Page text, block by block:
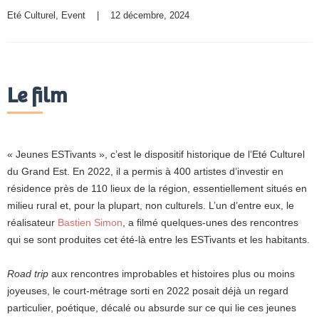
Eté Culturel Event
    |    12 décembre, 2024
Le film
« Jeunes ESTivants », c’est le dispositif historique de l’Eté Culturel
du Grand Est. En 2022, il a permis à 400 artistes d’investir en
résidence près de 110 lieux de la région, essentiellement situés en
milieu rural et, pour la plupart, non culturels. L’un d’entre eux, le
réalisateur Bastien Simon , a filmé quelques-unes des rencontres
qui se sont produites cet été-là entre les ESTivants et les habitants.
Road trip aux rencontres improbables et histoires plus ou moins
joyeuses, le court-métrage sorti en 2022 posait déjà un regard
particulier, poétique, décalé ou absurde sur ce qui lie ces jeunes